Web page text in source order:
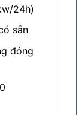
24h)
sẵn
đóng